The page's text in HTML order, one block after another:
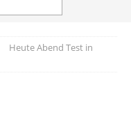
Heute Abend Test in